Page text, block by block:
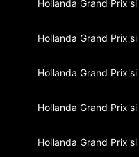
Hollanda Grand Prix'si
Hollanda Grand Prix'si
Hollanda Grand Prix'si
Hollanda Grand Prix'si
Hollanda Grand Prix'si